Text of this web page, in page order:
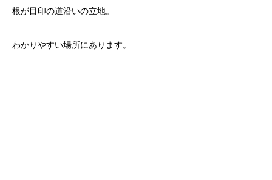
根が目印の道沿いの立地。
わかりやすい場所にあります。